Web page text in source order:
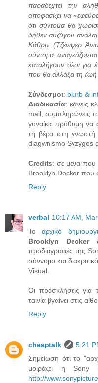
παραδεχτεί την
αποφασίζει να
ότι σύντομα θα
δήθεν συζύγου
Κάθριν (Τζένιφερ
σύντομα
καταλήγουν όλοι για
που θα αλλάξει τη ζωή
Σύνδεσμοι: blurb &
Διαδικασία: κάνεις
mail, συμπληρώνεις
γυναίκα πρόθυμη να
τη βέρα στη γνωστή
diagwnismo Syzygos
Credits: σε μένα που
Brooklyn Decker που
Reply
verbal 10:17 AM,
Τοαρχικό
Brooklyn Decker
προδιαγραφές της
σύννομο και
Visual.
Οι προσκλήσεις για
ταινία βγαίνει στις
Reply
cheaptalk
5:21
Σημείωση ότι το
μοιράζει η Sony
http://